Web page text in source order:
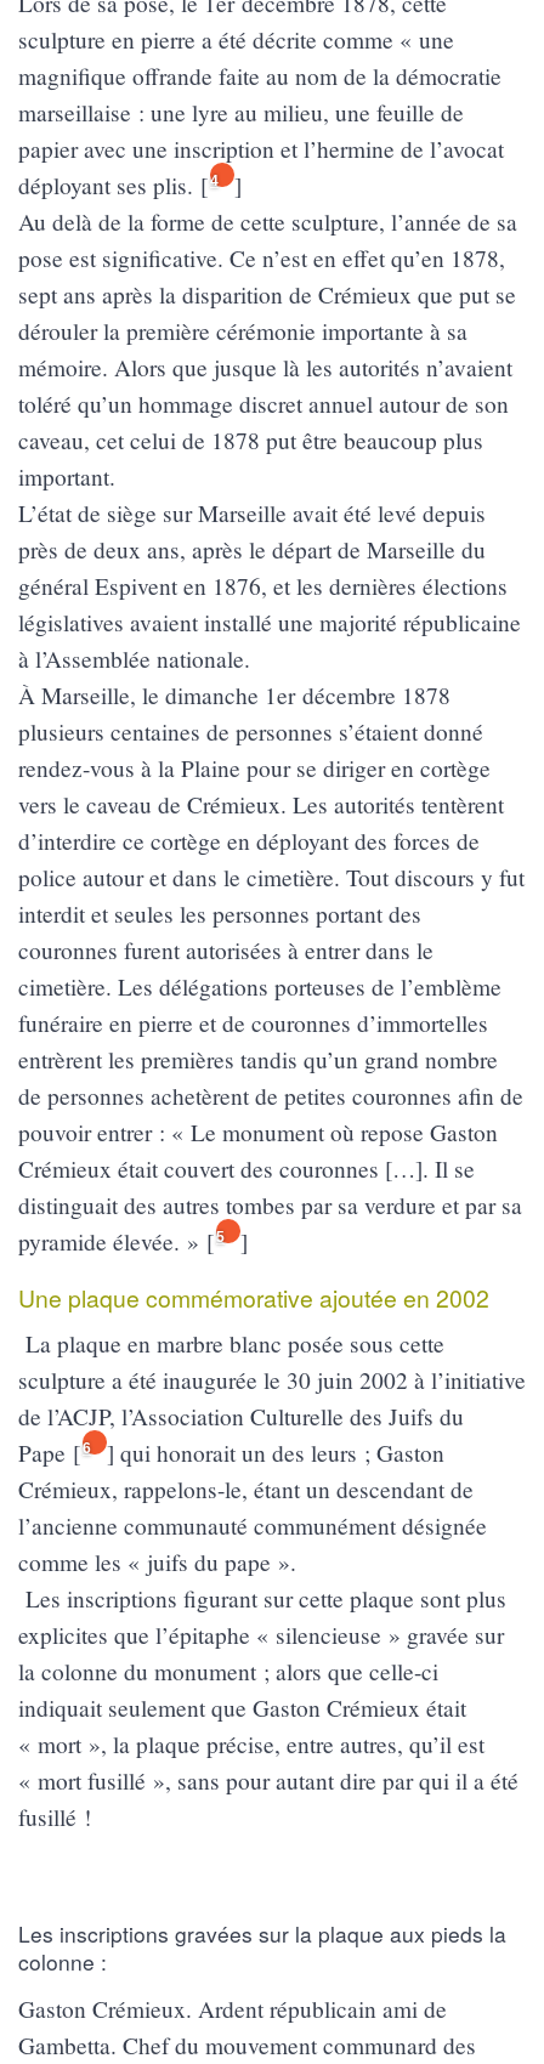
sculpture en pierre a été décrite comme « une
magnifique offrande faite au nom de la démocratie
marseillaise : une lyre au milieu, une feuille de
papier avec une inscription et l’hermine de l’avocat
déployant ses plis. [4
]
Au delà de la forme de cette sculpture, l’année de sa
pose est significative. Ce n’est en effet qu’en 1878,
sept ans après la disparition de Crémieux que put se
dérouler la première cérémonie importante à sa
mémoire. Alors que jusque là les autorités n’avaient
toléré qu’un hommage discret annuel autour de son
caveau, cet celui de 1878 put être beaucoup plus
important.
L’état de siège sur Marseille avait été levé depuis
près de deux ans, après le départ de Marseille du
général Espivent en 1876, et les dernières élections
législatives avaient installé une majorité républicaine
à l’Assemblée nationale.
À Marseille, le dimanche 1er décembre 1878
plusieurs centaines de personnes s’étaient donné
rendez-vous à la Plaine pour se diriger en cortège
vers le caveau de Crémieux. Les autorités tentèrent
d’interdire ce cortège en déployant des forces de
police autour et dans le cimetière. Tout discours y fut
interdit et seules les personnes portant des
couronnes furent autorisées à entrer dans le
cimetière. Les délégations porteuses de l’emblème
funéraire en pierre et de couronnes d’immortelles
entrèrent les premières tandis qu’un grand nombre
de personnes achetèrent de petites couronnes afin de
pouvoir entrer : « Le monument où repose Gaston
Crémieux était couvert des couronnes […]. Il se
distinguait des autres tombes par sa verdure et par sa
pyramide élevée. » [5 ]
Une plaque commémorative ajoutée en 2002
La plaque en marbre blanc posée sous cette
sculpture a été inaugurée le 30 juin 2002 à l’initiative
de l’ACJP, l’Association Culturelle des Juifs du
Pape [6 ] qui honorait un des leurs ; Gaston
Crémieux, rappelons-le, étant un descendant de
l’ancienne communauté communément désignée
comme les « juifs du pape ».
Les inscriptions figurant sur cette plaque sont plus
explicites que l’épitaphe « silencieuse » gravée sur
la colonne du monument ; alors que celle-ci
indiquait seulement que Gaston Crémieux était
« mort », la plaque précise, entre autres, qu’il est
« mort fusillé », sans pour autant dire par qui il a été
fusillé !
Les inscriptions gravées sur la plaque aux pieds la
colonne :
Gaston Crémieux. Ardent républicain ami de
Gambetta. Chef du mouvement communard des